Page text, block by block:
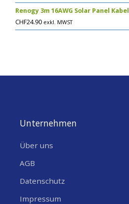
Renogy 3m 16AWG Solar Panel Kabel
CHF24.90 exkl. MWST
Unternehmen
Über uns
AGB
Datenschutz
Impressum